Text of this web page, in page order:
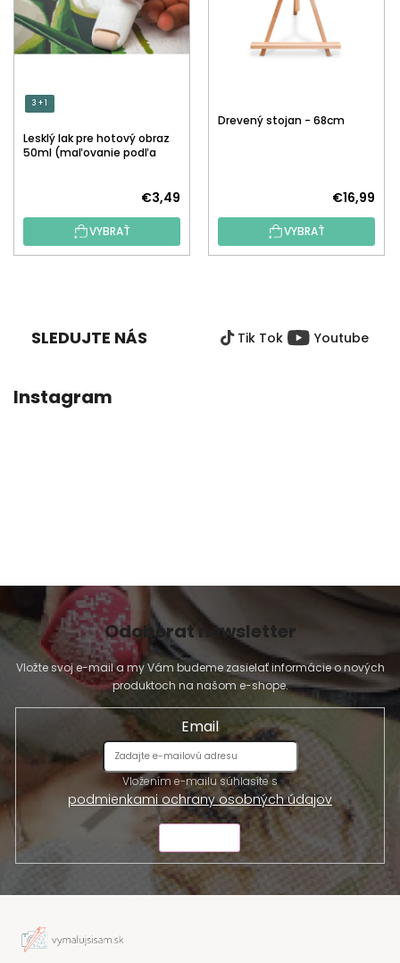
3 + 1
Lesklý lak pre hotový obraz
50ml (maľovanie podľa
€3,49
VYBRAŤ
Drevený stojan - 68cm
€16,99
VYBRAŤ
SLEDUJTE NÁS Tik Tok Youtube
Instagram
Odoberať newsletter
Vložte svoj e-mail a my Vám budeme zasielať informácie o nových
produktoch na našom e-shope.
Email
Vložením e-mailu súhlasíte s
podmienkami ochrany osobných údajov